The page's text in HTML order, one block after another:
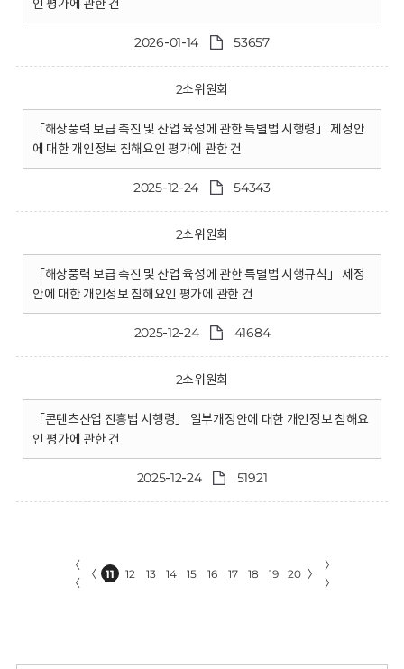
인 평가에 관한 건
2026-01-14 53657
2소위원회
「해상풍력 보급 촉진 및 산업 육성에 관한 특별법 시행령」 제정안
에 대한 개인정보 침해요인 평가에 관한 건
2025-12-24 54343
2소위원회
「해상풍력 보급 촉진 및 산업 육성에 관한 특별법 시행규칙」 제정
안에 대한 개인정보 침해요인 평가에 관한 건
2025-12-24 41684
2소위원회
「콘텐츠산업 진흥법 시행령」 일부개정안에 대한 개인정보 침해요
인 평가에 관한 건
2025-12-24 51921
〈
〈
〈 11 12 13 14 15 16 17 18 19 20 〉
〉
〉